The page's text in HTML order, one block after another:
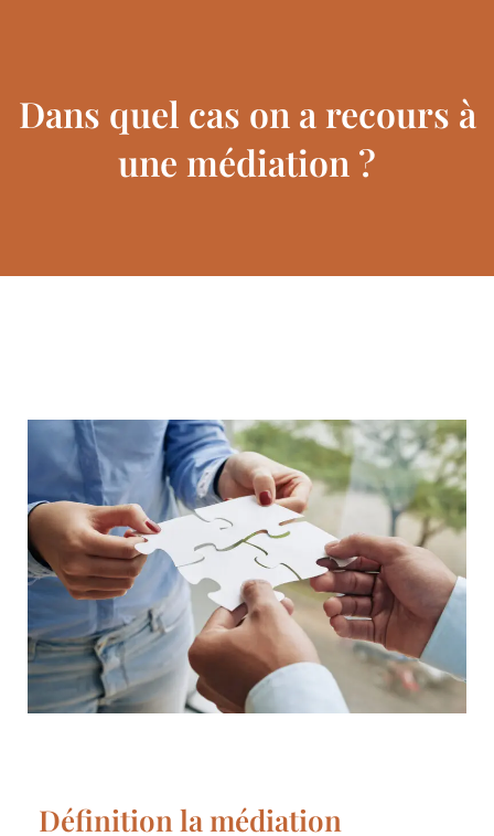
Dans quel cas on a recours à
une médiation ?
Définition la médiation